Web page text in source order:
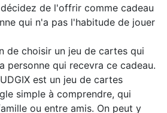
de l'offrir comme cadeau
qui n'a pas l'habitude de jouer
de choisir un jeu de cartes qui
personne qui recevra ce cadeau.
est un jeu de cartes
simple à comprendre, qui
ou entre amis. On peut y